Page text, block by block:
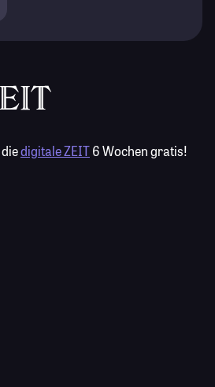
digitale ZEIT6 Wochen gratis!